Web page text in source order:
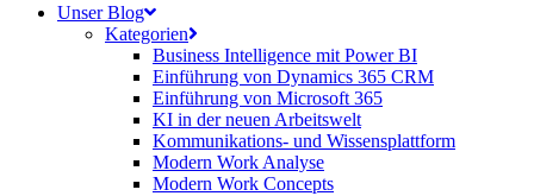
search
Menu
Unser Blog
Kategorien
Business Intelligence mit Power BI
Einführung von Dynamics 365 CRM
Einführung von Microsoft 365
KI in der neuen Arbeitswelt
Kommunikations- und Wissensplattform
Modern Work Analyse
Modern Work Concepts